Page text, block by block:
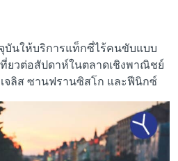
บันให้บริการแท็กซี่ไร้คนขับแบบ
ที่ยวต่อสัปดาห์ในตลาดเชิงพาณิชย์
จลิส ซานฟรานซิสโก และฟีนิกซ์